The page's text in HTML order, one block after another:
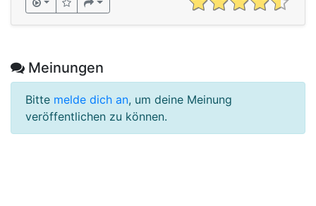
Meinungen
Bitte melde dich an, um deine Meinung
veröffentlichen zu können.